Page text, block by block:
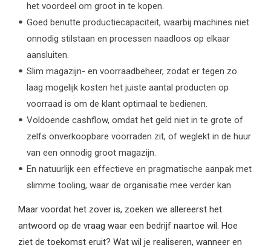
het voordeel om groot in te kopen.
Goed benutte productiecapaciteit, waarbij machines niet
onnodig stilstaan en processen naadloos op elkaar
aansluiten.
Slim magazijn- en voorraadbeheer, zodat er tegen zo
laag mogelijk kosten het juiste aantal producten op
voorraad is om de klant optimaal te bedienen.
Voldoende cashflow, omdat het geld niet in te grote of
zelfs onverkoopbare voorraden zit, of weglekt in de huur
van een onnodig groot magazijn.
En natuurlijk een effectieve en pragmatische aanpak met
slimme tooling, waar de organisatie mee verder kan.
Maar voordat het zover is, zoeken we allereerst het
antwoord op de vraag waar een bedrijf naartoe wil. Hoe
ziet de toekomst eruit? Wat wil je realiseren, wanneer en